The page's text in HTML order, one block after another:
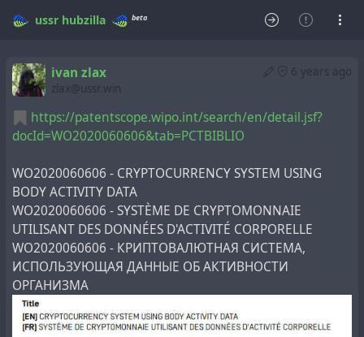
ussr hubzilla beta
6 years ago
ivan zlax
zlax@ussr.win
https://patentscope.wipo.int/search/en/detail.jsf?
docId=WO2020060606&tab=PCTBIBLIO
WO2020060606 - CRYPTOCURRENCY SYSTEM USING
BODY ACTIVITY DATA
WO2020060606 - SYSTÈME DE CRYPTOMONNAIE
UTILISANT DES DONNÉES D'ACTIVITÉ CORPORELLE
WO2020060606 - КРИПТОВАЛЮТНАЯ СИСТЕМА,
ИСПОЛЬЗУЮЩАЯ ДАННЫЕ ОБ АКТИВНОСТИ
ОРГАНИЗМА